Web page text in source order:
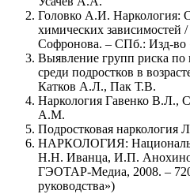
Головко А.И. Наркология:
химических зависимостей
Софронова. – СПб.: Изд-во
Выявление групп риска
среди подростков в
Катков А.Л., Пак Т.В.
Наркология Гавенко В.Л.,
А.М.
Подростковая
НАРКОЛОГИЯ:
Н.Н. Иванца, И.П.
ГЭОТАР-Медиа, 2008. –
руководства»)